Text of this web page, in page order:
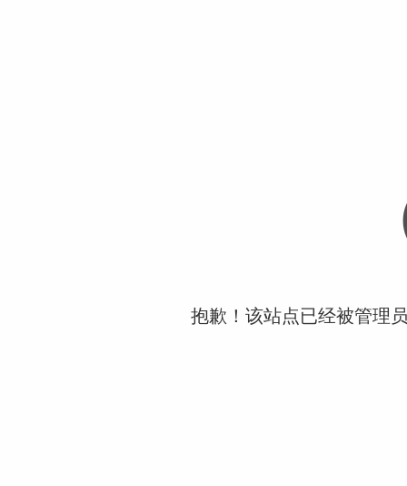
抱歉！该站点已经被管理